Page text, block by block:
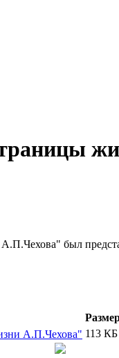
был
А.П.Чехова" 113 КБ